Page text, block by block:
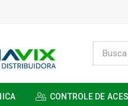
CONTROLE DE